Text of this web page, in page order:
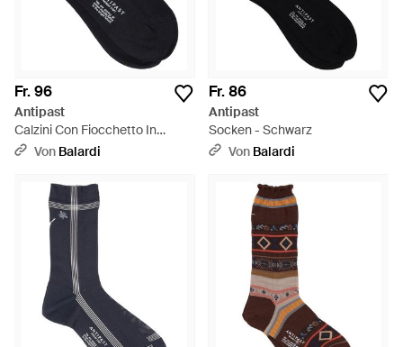
Fr. 96
Antipast
Calzini Con Fiocchetto In
Velluto - Schwarz
Von Balardi
Fr. 86
Antipast
Socken - Schwarz
Von Balardi